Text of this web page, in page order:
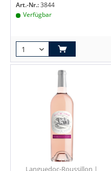
Art.-Nr.:3844
Verfügbar
Languedoc-Roussillon |